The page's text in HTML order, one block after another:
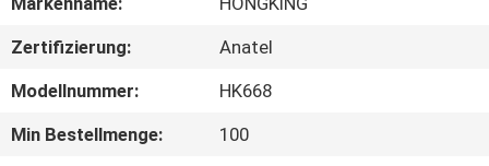
AUSFLUG
QUALITÄTSKONTROLLE
Zertifizierung:
Anatel
Modellnummer:
HK668
Min Bestellmenge:
100